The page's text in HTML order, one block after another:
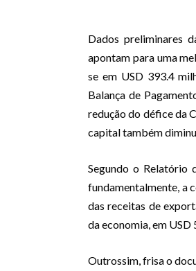
Dados preliminares
apontam para uma
se em USD 393.4
Balança de
redução do défice da
capital também
Segundo o Relatório
fundamentalmente, a
das receitas de
da economia, em
Outrossim, frisa o